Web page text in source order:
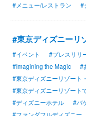
#メニュー/レストラン
#
#東京ディズニーリ
#イベント #プレスリリ
#Imagining the Magic
#
#東京ディズニーリゾート
#東京ディズニーリゾート
#ディズニーホテル
#バ